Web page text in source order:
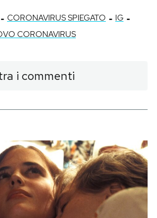
- CORONAVIRUS SPIEGATO - IG -
CORONAVIRUS
i commenti